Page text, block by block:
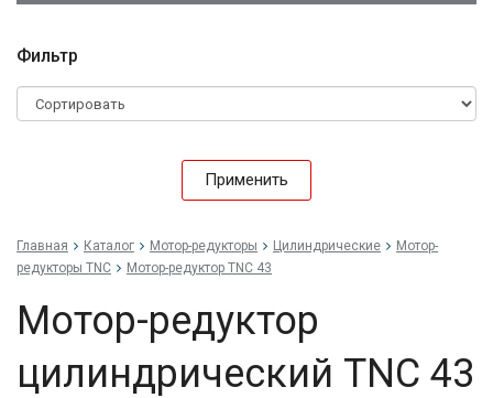
Фильтр
Применить
Главная Каталог Мотор-редукторы Цилиндрические
Мотор-
редукторы TNC
Мотор-редуктор TNC 43
Мотор-редуктор
цилиндрический TNC 43